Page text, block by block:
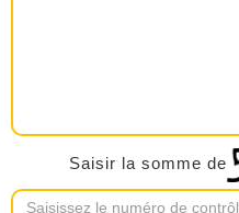
Saisir la somme de